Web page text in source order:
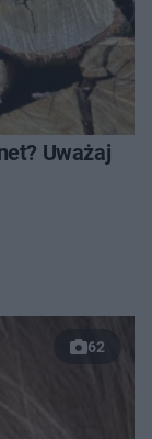
Uważaj
62